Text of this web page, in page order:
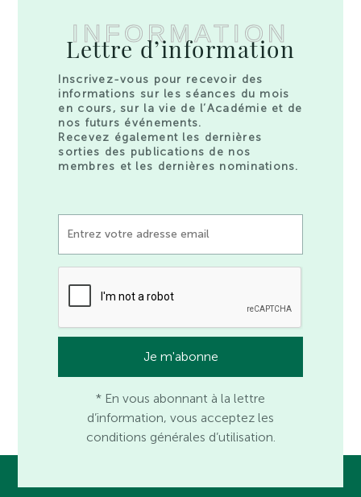
INFORMATION
Lettre d’information
Inscrivez-vous pour recevoir des
informations sur les séances du mois
en cours, sur la vie de l’Académie et de
nos futurs événements.
Recevez également les dernières
sorties des publications de nos
membres et les dernières nominations.
* En vous abonnant à la lettre
d’information, vous acceptez les
conditions générales d’utilisation.